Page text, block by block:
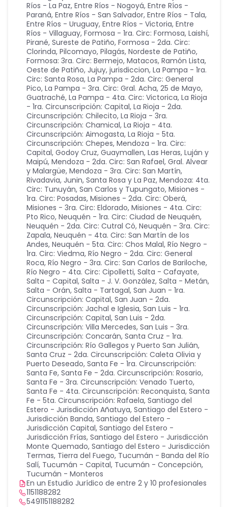
Ríos - La Paz, Entre Ríos - Nogoyá, Entre Ríos -
Paraná, Entre Ríos - San Salvador, Entre Ríos - Tala,
Entre Ríos - Uruguay, Entre Ríos - Victoria, Entre
Ríos - Villaguay, Formosa - 1ra. Circ: Formosa, Laishí,
Pirané, Sureste de Patiño, Formosa - 2da. Circ:
Clorinda, Pilcomayo, Pilagás, Nordeste de Patiño,
Formosa: 3ra. Circ: Bermejo, Matacos, Ramón Lista,
Oeste de Patiño, Jujuy, jurisdiccion, La Pampa - 1ra.
Circ: Santa Rosa, La Pampa - 2da. Circ: General
Pico, La Pampa - 3ra. Circ: Gral. Acha, 25 de Mayo,
Guatraché, La Pampa - 4ta. Circ: Victorica, La Rioja
- 1ra. Circunscripción: Capital, La Rioja - 2da.
Circunscripción: Chilecito, La Rioja - 3ra.
Circunscripción: Chamical, La Rioja - 4ta.
Circunscripción: Aimogasta, La Rioja - 5ta.
Circunscripción: Chepes, Mendoza - 1ra. Circ:
Capital, Godoy Cruz, Guaymallen, Las Heras, Luján y
Maipú, Mendoza - 2da. Circ: San Rafael, Gral. Alvear
y Malargüe, Mendoza - 3ra. Circ: San Martín,
Rivadavia, Junin, Santa Rosa y La Paz, Mendoza: 4ta.
Circ: Tunuyán, San Carlos y Tupungato, Misiones -
1ra. Circ: Posadas, Misiones - 2da. Circ: Oberá,
Misiones - 3ra. Circ: Eldorado, Misiones - 4ta. Circ:
Pto Rico, Neuquén - 1ra. Circ: Ciudad de Neuquén,
Neuquén - 2da. Circ: Cutral Có, Neuquén - 3ra. Circ:
Zapala, Neuquén - 4ta. Circ: San Martín de los
Andes, Neuquén - 5ta. Circ: Chos Malal, Río Negro -
1ra. Circ: Viedma, Río Negro - 2da. Circ: General
Roca, Río Negro - 3ra. Circ: San Carlos de Bariloche,
Río Negro - 4ta. Circ: Cipolletti, Salta - Cafayate,
Salta - Capital, Salta - J. V. González, Salta - Metán,
Salta - Orán, Salta - Tartagal, San Juan - 1ra.
Circunscripción: Capital, San Juan - 2da.
Circunscripción: Jachal e Iglesia, San Luis - 1ra.
Circunscripción: Capital, San Luis - 2da.
Circunscripción: Villa Mercedes, San Luis - 3ra.
Circunscripción: Concarán, Santa Cruz - 1ra.
Circunscripción: Río Gallegos y Puerto San Julián,
Santa Cruz - 2da. Circunscripción: Caleta Olivia y
Puerto Deseado, Santa Fe - 1ra. Circunscripción:
Santa Fe, Santa Fe - 2da. Circunscripción: Rosario,
Santa Fe - 3ra. Circunscripción: Venado Tuerto,
Santa Fe - 4ta. Circunscripción: Reconquista, Santa
Fe - 5ta. Circunscripción: Rafaela, Santiago del
Estero - Jurisdicción Añatuya, Santiago del Estero -
Jurisdicción Banda, Santiago del Estero -
Jurisdicción Capital, Santiago del Estero -
Jurisdicción Frías, Santiago del Estero - Jurisdicción
Monte Quemado, Santiago del Estero - Jurisdicción
Termas, Tierra del Fuego, Tucumán - Banda del Río
Salí, Tucumán - Capital, Tucumán - Concepción,
Tucumán - Monteros
En un Estudio Jurídico de entre 2 y 10 profesionales
1151188282
5491151188282